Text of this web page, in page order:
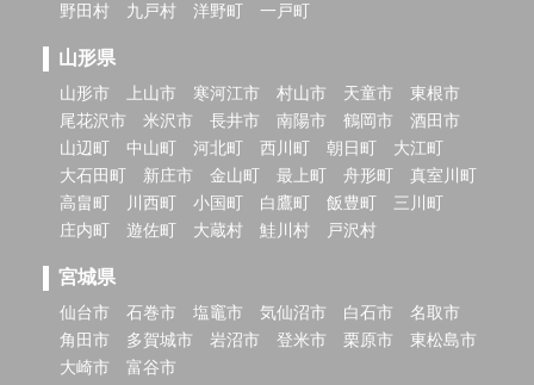
野田村
九戸村 洋野町 一戸町
山形県
山形市 上山市 寒河江市 村山市 天童市
東根市
尾花沢市
米沢市 長井市 南陽市 鶴岡市
酒田市
山辺町
中山町 河北町 西川町 朝日町
大江町
大石田町
新庄市 金山町 最上町 舟形町
真室川町
高畠町
川西町 小国町 白鷹町 飯豊町
三川町
庄内町
遊佐町 大蔵村 鮭川村 戸沢村
宮城県
仙台市 石巻市 塩竈市 気仙沼市 白石市
名取市
角田市
多賀城市 岩沼市 登米市 栗原市
東松島市
大崎市
富谷市